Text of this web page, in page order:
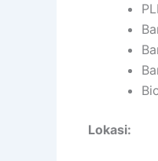
Lokasi: